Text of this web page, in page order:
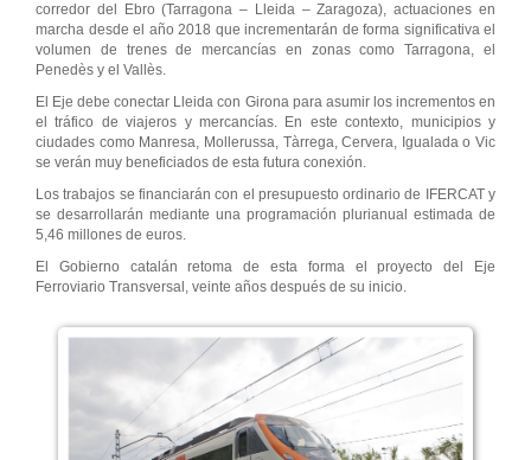
corredor del Ebro (Tarragona – Lleida – Zaragoza), actuaciones en
marcha desde el año 2018 que incrementarán de forma significativa el
volumen de trenes de mercancías en zonas como Tarragona, el
Penedès y el Vallès.
El Eje debe conectar Lleida con Girona para asumir los incrementos en
el tráfico de viajeros y mercancías. En este contexto, municipios y
ciudades como Manresa, Mollerussa, Tàrrega, Cervera, Igualada o Vic
se verán muy beneficiados de esta futura conexión.
Los trabajos se financiarán con el presupuesto ordinario de IFERCAT y
se desarrollarán mediante una programación plurianual estimada de
5,46 millones de euros.
El Gobierno catalán retoma de esta forma el proyecto del Eje
Ferroviario Transversal, veinte años después de su inicio.